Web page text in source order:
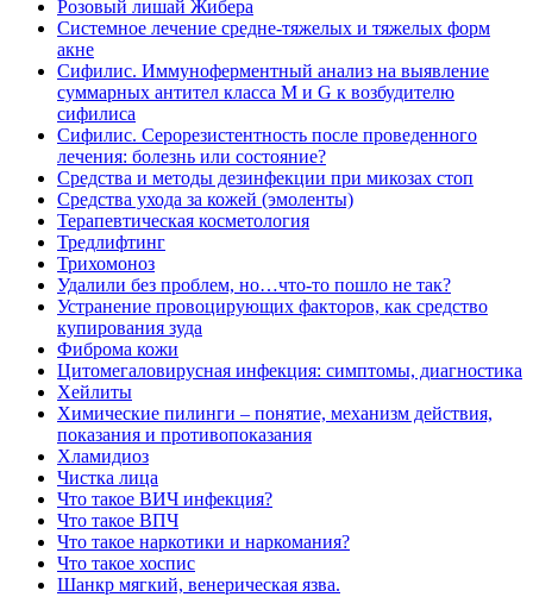
Розовый лишай Жибера
Системное лечение средне-тяжелых и тяжелых форм
акне
Сифилис. Иммуноферментный анализ на выявление
суммарных антител класса M и G к возбудителю
сифилиса
Сифилис. Серорезистентность после проведенного
лечения: болезнь или состояние?
Средства и методы дезинфекции при микозах стоп
Средства ухода за кожей (эмоленты)
Терапевтическая косметология
Тредлифтинг
Трихомоноз
Удалили без проблем, но…что-то пошло не так?
Устранение провоцирующих факторов, как средство
купирования зуда
Фиброма кожи
Цитомегаловирусная инфекция: симптомы, диагностика
Хейлиты
Химические пилинги – понятие, механизм действия,
показания и противопоказания
Хламидиоз
Чистка лица
Что такое ВИЧ инфекция?
Что такое ВПЧ
Что такое наркотики и наркомания?
Что такое хоспис
Шанкр мягкий, венерическая язва.